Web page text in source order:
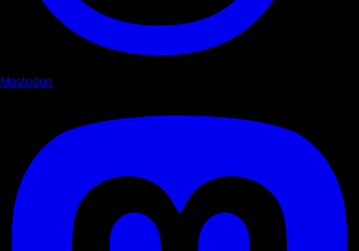
Mastodon